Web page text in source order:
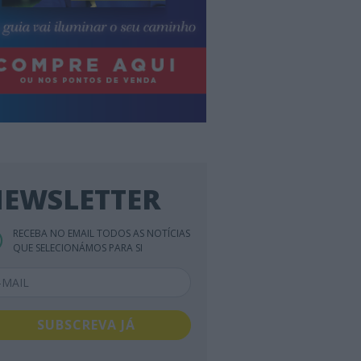
RECEBA NO EMAIL TODOS AS NOTÍCIAS
QUE SELECIONÁMOS PARA SI
SUBSCREVA JÁ